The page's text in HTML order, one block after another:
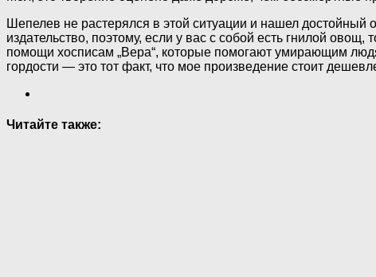
Шепелев не растерялся в этой ситуации и нашел достойный
издательство, поэтому, если у вас с собой есть гнилой
помощи хосписам „Вера“, которые помогают умирающим
гордости — это тот факт, что мое произведение стоит
Читайте также: